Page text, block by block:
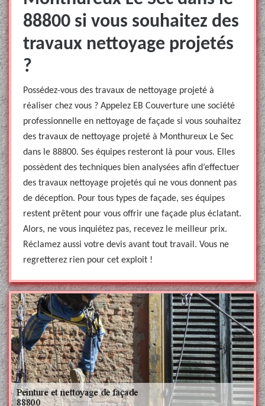
88800 si vous souhaitez des
travaux nettoyage projetés
?
Possédez-vous des travaux de nettoyage projeté à
réaliser chez vous ? Appelez EB Couverture une société
professionnelle en nettoyage de façade si vous souhaitez
des travaux de nettoyage projeté à Monthureux Le Sec
dans le 88800. Ses équipes resteront là pour vous. Elles
possèdent des techniques bien analysées afin d’effectuer
des travaux nettoyage projetés qui ne vous donnent pas
de déception. Pour tous types de façade, ses équipes
restent prêtent pour vous offrir une façade plus éclatant.
Alors, ne vous inquiétez pas, recevez le meilleur prix.
Réclamez aussi votre devis avant tout travail. Vous ne
regretterez rien pour cet exploit !